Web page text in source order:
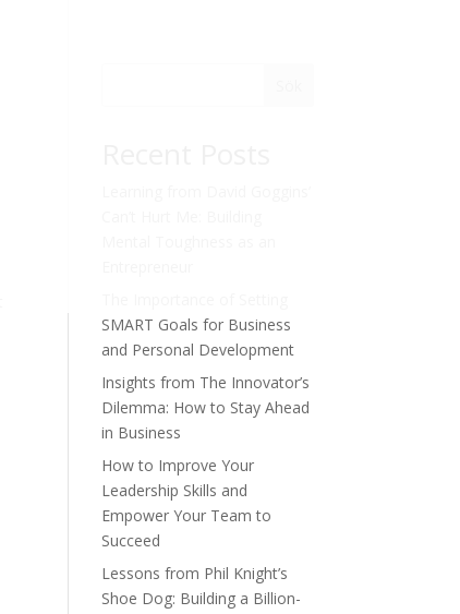
SMART Goals for Business
and Personal Development
Insights from The Innovator’s
Dilemma: How to Stay Ahead
in Business
How to Improve Your
Leadership Skills and
Empower Your Team to
Succeed
Lessons from Phil Knight’s
Shoe Dog: Building a Billion-